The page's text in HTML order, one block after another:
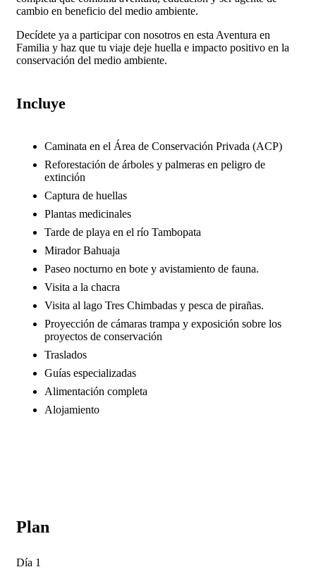
cambio en beneficio del medio ambiente.
Decídete ya a participar con nosotros en esta Aventura en
Familia y haz que tu viaje deje huella e impacto positivo en la
conservación del medio ambiente.
Incluye
Caminata en el Área de Conservación Privada (ACP)
Reforestación de árboles y palmeras en peligro de
extinción
Captura de huellas
Plantas medicinales
Tarde de playa en el río Tambopata
Mirador Bahuaja
Paseo nocturno en bote y avistamiento de fauna.
Visita a la chacra
Visita al lago Tres Chimbadas y pesca de pirañas.
Proyección de cámaras trampa y exposición sobre los
proyectos de conservación
Traslados
Guías especializadas
Alimentación completa
Alojamiento
Plan
Día 1